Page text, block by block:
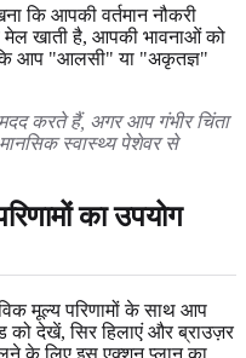
कि आपकी वर्तमान नौकरी
खाती है, आपकी भावनाओं को
कि आप "आलसी" या "अकृतज्ञ"
करते हैं, अगर आप गंभीर चिंता
स्वास्थ्य पेशेवर से
का उपयोग
मूल्य परिणामों के साथ आप
देखें, सिर हिलाएं और ब्राउज़र
के लिए इस एक्शन प्लान का